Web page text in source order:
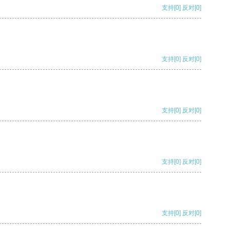
支持[0] 反对[0]
支持[0] 反对[0]
支持[0] 反对[0]
支持[0] 反对[0]
支持[0] 反对[0]